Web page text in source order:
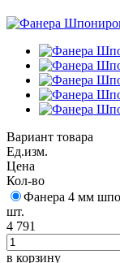
Вариант товара
Ед.изм.
Цена
Кол-во
Фанера 4 мм
шт.
4 791
в корзину